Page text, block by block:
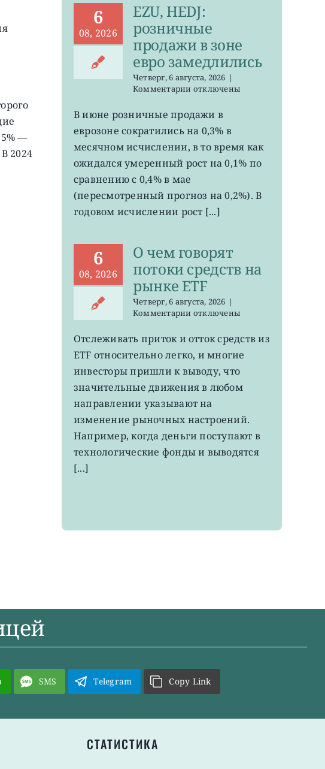
—
2024
6
08, 2026
EZU, HEDJ:
розничные
продажи в зоне
евро замедлились
Четверг, 6 августа, 2026 |
Комментариик
EZU,
HEDJ:
розничные
продажи
зоне
замедлились
отключены
В июне розничные продажи в
еврозоне сократились на 0,3% в
месячном исчислении, в то время как
ожидался умеренный рост на 0,1% по
сравнению с 0,4% в мае
(пересмотренный прогноз на 0,2%). В
годовом исчислении рост [...]
6
08, 2026
О чем говорят
потоки средств на
рынке ETF
Четверг, 6 августа, 2026 |
Комментариик
О
говорят
потоки
средств
на
рынке
отключены
Отслеживать приток и отток средств из
ETF относительно легко, и многие
инвесторы пришли к выводу, что
значительные движения в любом
направлении указывают на
изменение рыночных настроений.
Например, когда деньги поступают в
технологические фонды и выводятся
[...]
SMS Telegram Copy Link
СТАТИСТИКА